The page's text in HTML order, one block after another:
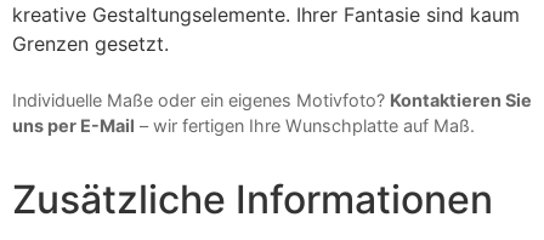
kreative Gestaltungselemente. Ihrer Fantasie sind kaum
Grenzen gesetzt.
Individuelle Maße oder ein eigenes Motivfoto? Kontaktieren Sie
uns per E-Mail – wir fertigen Ihre Wunschplatte auf Maß.
Zusätzliche Informationen